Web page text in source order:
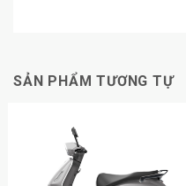
SẢN PHẨM TƯƠNG TỰ